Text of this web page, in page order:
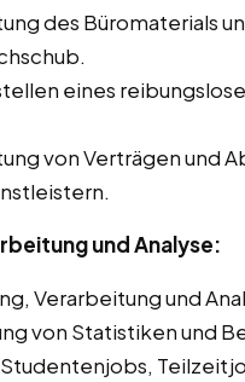
des Büromaterials
eines
von Verträgen und
und Analyse:
Verarbeitung und
von Statistiken und